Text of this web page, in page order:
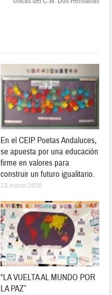
En el CEIP Poetas Andaluces,
se apuesta por una educación
firme en valores para
construir un futuro igualitario.
23 marzo 2026
“LA VUELTA AL MUNDO POR
LA PAZ”